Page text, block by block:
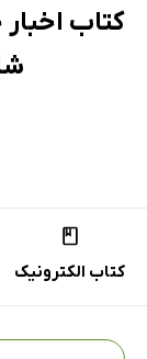
کتاب
کتاب الکترونیک